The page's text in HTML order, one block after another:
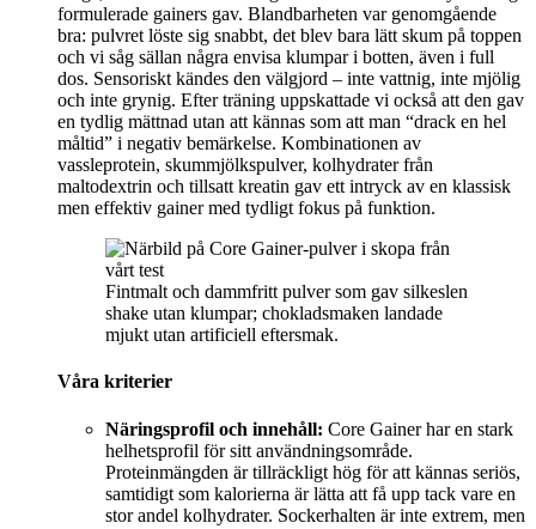
formulerade gainers gav. Blandbarheten var genomgående
bra: pulvret löste sig snabbt, det blev bara lätt skum på toppen
och vi såg sällan några envisa klumpar i botten, även i full
dos. Sensoriskt kändes den välgjord – inte vattnig, inte mjölig
och inte grynig. Efter träning uppskattade vi också att den gav
en tydlig mättnad utan att kännas som att man “drack en hel
måltid” i negativ bemärkelse. Kombinationen av
vassleprotein, skummjölkspulver, kolhydrater från
maltodextrin och tillsatt kreatin gav ett intryck av en klassisk
men effektiv gainer med tydligt fokus på funktion.
Fintmalt och dammfritt pulver som gav silkeslen
shake utan klumpar; chokladsmaken landade
mjukt utan artificiell eftersmak.
Våra kriterier
Näringsprofil och innehåll: Core Gainer har en stark
helhetsprofil för sitt användningsområde.
Proteinmängden är tillräckligt hög för att kännas seriös,
samtidigt som kalorierna är lätta att få upp tack vare en
stor andel kolhydrater. Sockerhalten är inte extrem, men